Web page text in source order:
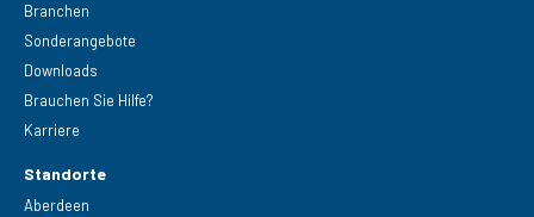
Branchen
Sonderangebote
Downloads
Brauchen Sie Hilfe?
Karriere
Standorte
Aberdeen